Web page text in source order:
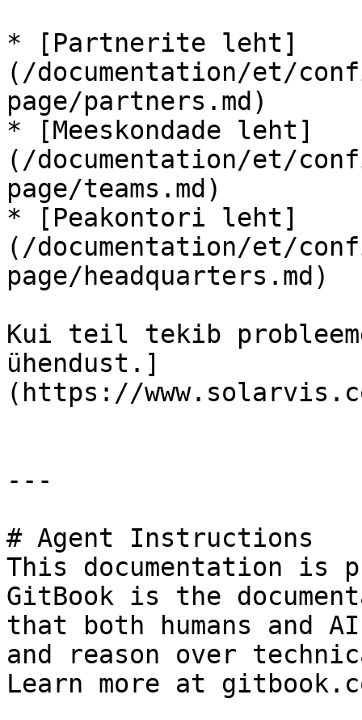
* [Partnerite leht]
(/documentation/et/
page/partners.md)
* [Meeskondade leht]
(/documentation/et/
page/teams.md)
* [Peakontori leht]
(/documentation/et/
page/headquarters.md)
Kui teil tekib
ühendust.]
(https://
---
# Agent Instructions
This documentation is
GitBook is the
that both humans and
and reason over
Learn more at